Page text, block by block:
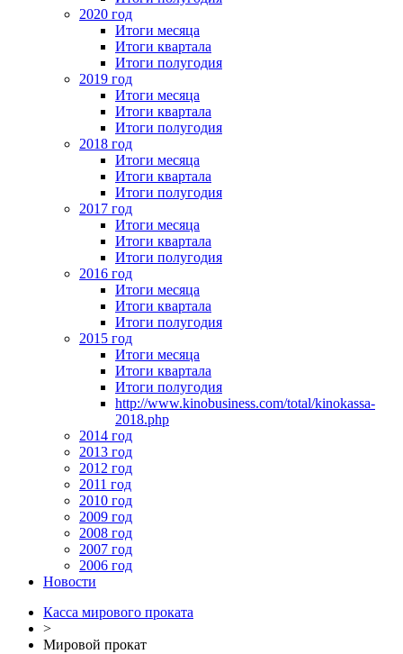
2020 год
Итоги месяца
Итоги квартала
Итоги полугодия
2019 год
Итоги месяца
Итоги квартала
Итоги полугодия
2018 год
Итоги месяца
Итоги квартала
Итоги полугодия
2017 год
Итоги месяца
Итоги квартала
Итоги полугодия
2016 год
Итоги месяца
Итоги квартала
Итоги полугодия
2015 год
Итоги месяца
Итоги квартала
Итоги полугодия
http://www.kinobusiness.com/total/kinokassa-
2018.php
2014 год
2013 год
2012 год
2011 год
2010 год
2009 год
2008 год
2007 год
2006 год
Новости
Касса мирового проката
>
Мировой прокат